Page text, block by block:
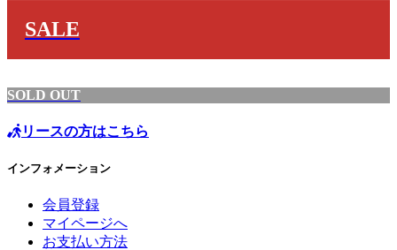
SALE
SOLD OUT
リースの方はこちら
インフォメーション
会員登録
マイページへ
お支払い方法